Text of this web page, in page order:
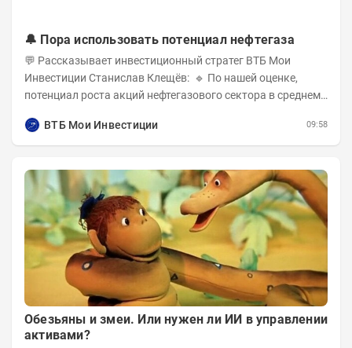
🔔 Пора использовать потенциал нефтегаза
💬 Рассказывает инвестиционный стратег ВТБ Мои
Инвестиции Станислав Клещёв: 🔹 По нашей оценке,
потенциал роста акций нефтегазового сектора в среднем
ВТБ Мои Инвестиции
09:58
Обезьяны и змеи. Или нужен ли ИИ в управлении
активами?